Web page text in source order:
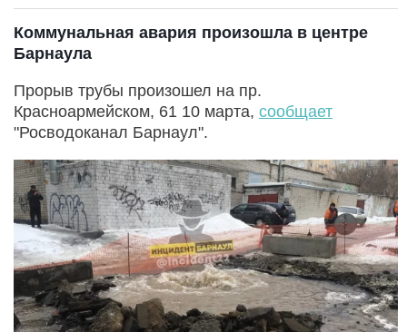
Коммунальная авария произошла в центре
Барнаула
Прорыв трубы произошел на пр.
Красноармейском, 61 10 марта, сообщает
"Росводоканал Барнаул".